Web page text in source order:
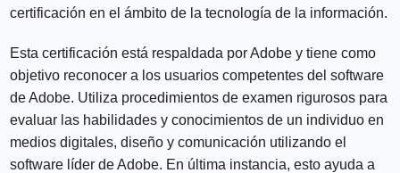
certificación en el ámbito de la tecnología de la información.
Esta certificación está respaldada por Adobe y tiene como
objetivo reconocer a los usuarios competentes del software
de Adobe. Utiliza procedimientos de examen rigurosos para
evaluar las habilidades y conocimientos de un individuo en
medios digitales, diseño y comunicación utilizando el
software líder de Adobe. En última instancia, esto ayuda a